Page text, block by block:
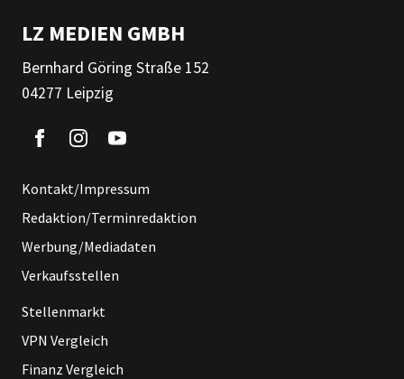
LZ MEDIEN GMBH
Bernhard Göring Straße 152
04277 Leipzig
Kontakt/Impressum
Redaktion/Terminredaktion
Werbung/Mediadaten
Verkaufsstellen
Stellenmarkt
VPN Vergleich
Finanz Vergleich